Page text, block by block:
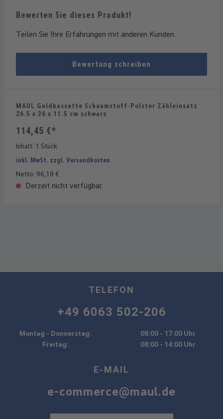
Bewerten Sie dieses Produkt!
Teilen Sie Ihre Erfahrungen mit anderen Kunden.
Bewertung schreiben
MAUL Geldkassette Schaumstoff-Polster Zähleinsatz
26.5 x 36 x 11.5 cm schwarz
114,45 €*
Inhalt: 1 Stück
inkl. MwSt. zzgl. Versandkosten
Netto: 96,18 €
Derzeit nicht verfügbar
TELEFON
+49 6063 502-206
Montag - Donnerstag:
08:00 - 17:00 Uhr
Freitag:
08:00 - 14:00 Uhr
E-MAIL
e-commerce@maul.de